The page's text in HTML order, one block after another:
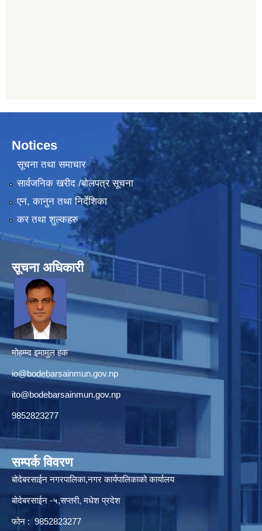
Notices
सूचना तथा समाचार
सार्वजनिक खरीद /बोलपत्र सूचना
एन, कानुन तथा निर्देशिका
कर तथा शुल्कहरु
सूचना अधिकारी
मोहम्म्द इमामुल हक
io@bodebarsainmun.gov.np
ito@bodebarsainmun.gov.np
9852823277
सम्पर्क विवरण
बोदेबरसाईन नगरपालिका,नगर कार्यपालिकाको कार्यालय
बोदेबरसाईन -५,सप्तरी, मधेश प्रदेश
फोन : 9852823277